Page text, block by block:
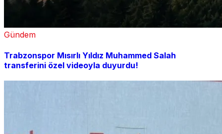
Gündem
Trabzonspor Mısırlı Yıldız Muhammed Salah
transferini özel videoyla duyurdu!